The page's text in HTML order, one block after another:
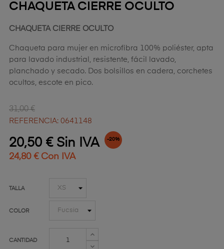
CHAQUETA CIERRE OCULTO
CHAQUETA CIERRE OCULTO
Chaqueta para mujer en microfibra 100% poliéster, apta
para lavado industrial, resistente, fácil lavado,
planchado y secado. Dos bolsillos en cadera, corchetes
ocultos, escote en pico.
31,00 €
REFERENCIA: 0641148
20,50 € Sin IVA -20%
24,80 € Con IVA
TALLA
COLOR
CANTIDAD